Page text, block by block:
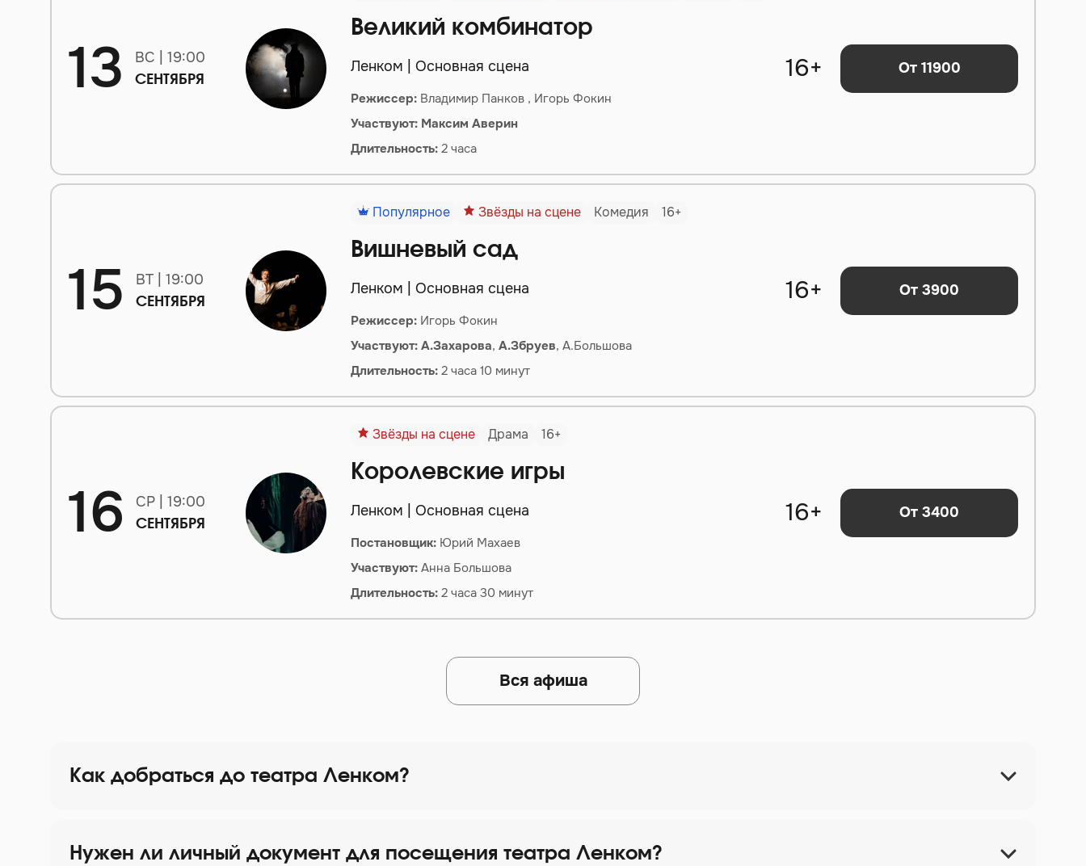
13 ВС | 19:00
СЕНТЯБРЯ
Великий комбинатор
Ленком | Основная сцена
Режиссер: Владимир Панков , Игорь Фокин
Участвуют: Максим Аверин
Длительность: 2 часа
16+ От 11900
15 ВТ | 19:00
СЕНТЯБРЯ
Популярное Звёзды на сцене Комедия 16+
Вишневый сад
Ленком | Основная сцена
Режиссер: Игорь Фокин
Участвуют: А.Захарова, А.Збруев, А.Большова
Длительность: 2 часа 10 минут
16+ От 3900
16 СР | 19:00
СЕНТЯБРЯ
Звёзды на сцене Драма 16+
Королевские игры
Ленком | Основная сцена
Постановщик: Юрий Махаев
Участвуют: Анна Большова
Длительность: 2 часа 30 минут
16+ От 3400
Вся афиша
Как добраться до театра Ленком?
Нужен ли личный документ для посещения театра Ленком?